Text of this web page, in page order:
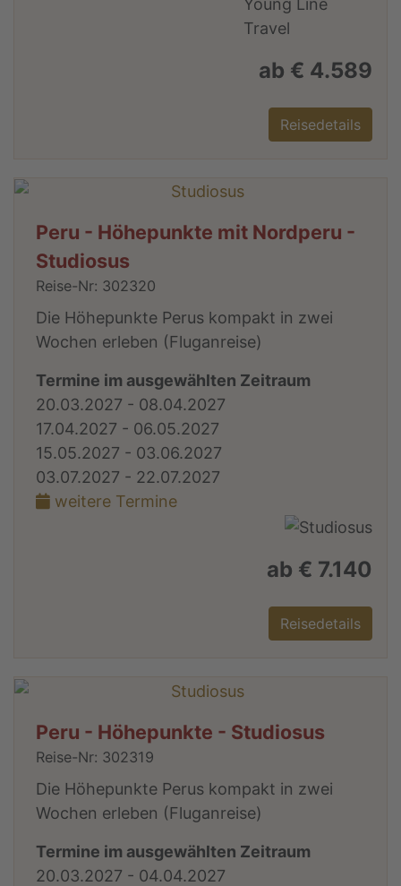
ab € 4.589
Reisedetails
Peru - Höhepunkte mit Nordperu -
Studiosus
Reise-Nr: 302320
Die Höhepunkte Perus kompakt in zwei
Wochen erleben (Fluganreise)
Termine im ausgewählten Zeitraum
20.03.2027 - 08.04.2027
17.04.2027 - 06.05.2027
15.05.2027 - 03.06.2027
03.07.2027 - 22.07.2027
weitere Termine
ab € 7.140
Reisedetails
Peru - Höhepunkte - Studiosus
Reise-Nr: 302319
Die Höhepunkte Perus kompakt in zwei
Wochen erleben (Fluganreise)
Termine im ausgewählten Zeitraum
20.03.2027 - 04.04.2027